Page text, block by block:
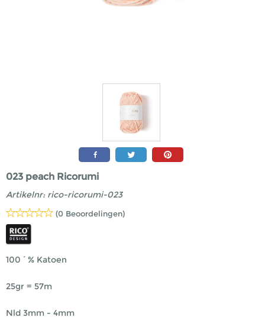
023 peach Ricorumi
Artikelnr: rico-ricorumi-023
(0 Beoordelingen)
100´% Katoen
25gr = 57m
Nld 3mm - 4mm